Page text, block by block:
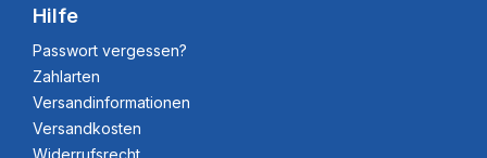
Hilfe
Passwort vergessen?
Zahlarten
Versandinformationen
Versandkosten
Widerrufsrecht